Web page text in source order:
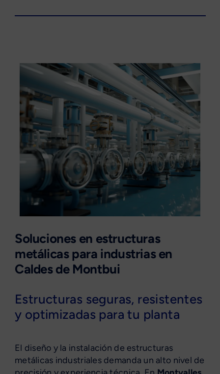
Soluciones en estructuras
metálicas para industrias en
Caldes de Montbui
Estructuras seguras, resistentes
y optimizadas para tu planta
El diseño y la instalación de estructuras
metálicas industriales demanda un alto nivel de